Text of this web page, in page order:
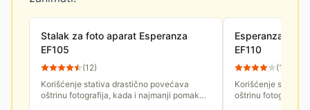
Stalak za foto aparat Esperanza
EF105
(12)
Korišćenje stativa drastično povećava
oštrinu fotografija, kada i najmanji pomak
Esperanza
EF110
(14
Korišćenje stativa
oštrinu fotografija,